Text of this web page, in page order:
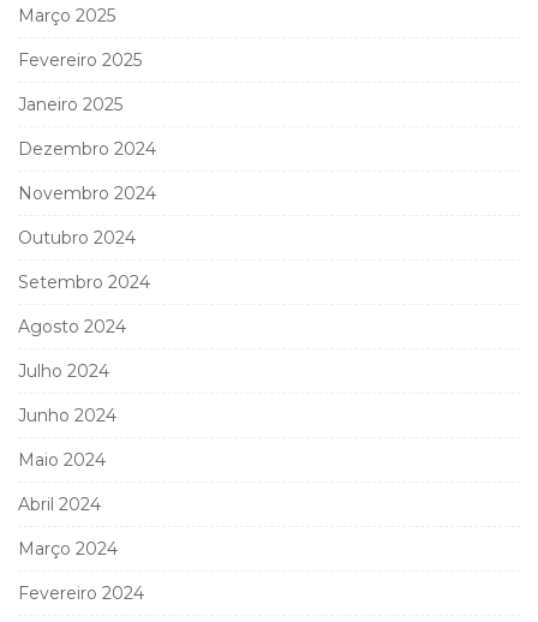
Março 2025
Fevereiro 2025
Janeiro 2025
Dezembro 2024
Novembro 2024
Outubro 2024
Setembro 2024
Agosto 2024
Julho 2024
Junho 2024
Maio 2024
Abril 2024
Março 2024
Fevereiro 2024